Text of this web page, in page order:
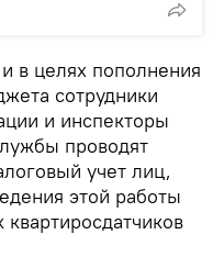
в целях пополнения
сотрудники
и инспекторы
проводят
учет лиц,
этой работы